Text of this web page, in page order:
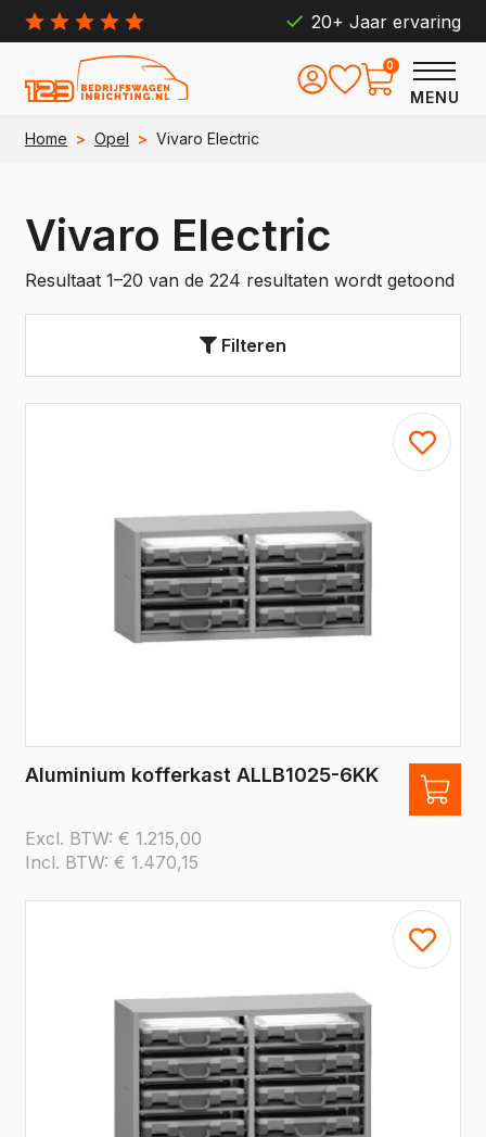
20+ Jaar ervaring
MENU
0
Home > Opel > Vivaro Electric
Vivaro Electric
Resultaat 1–20 van de 224 resultaten wordt getoond
Filteren
Aluminium kofferkast ALLB1025-6KK
Excl. BTW: € 1.215,00
Incl. BTW: € 1.470,15